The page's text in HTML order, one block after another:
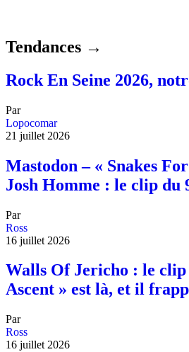
Tendances →
Rock En Seine 2026,
Par
Lopocomar
21 juillet 2026
Mastodon – « Snakes
Josh Homme : le clip du
Par
Ross
16 juillet 2026
Walls Of Jericho : le clip
Ascent » est là, et il
Par
Ross
16 juillet 2026